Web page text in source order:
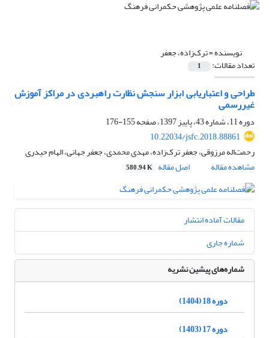
نویسنده =ترک‌زاده، جعفر
تعداد مقالات: 1
طراحی و اعتباریابی ابزار سنجش نظارت راهبردی در مراکز آموزش
غیررسمی
دوره 11، شماره 43، پاییز 1397، صفحه
155-176
10.22034/jsfc.2018.88861
رحمت‌اله مرزوقی، جعفر ترک‌زاده، مهدی محمدی، جعفر جهانی، الهام حیدری
مشاهده مقاله
اصل مقاله 580.94 K
مقالات آماده انتشار
شماره جاری
شماره‌های پیشین نشریه
دوره 18 (1404)
دوره 17 (1403)